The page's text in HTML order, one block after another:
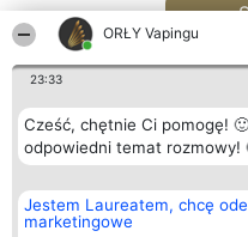
ORŁY Vapingu
23:33
Cześć, chętnie Ci pomogę!
odpowiedni temat rozmowy!
Jestem Laureatem, chcę
marketingowe
Organizator plebiscytu
Bright Side Solutions sp. z o.
o. sp. k.